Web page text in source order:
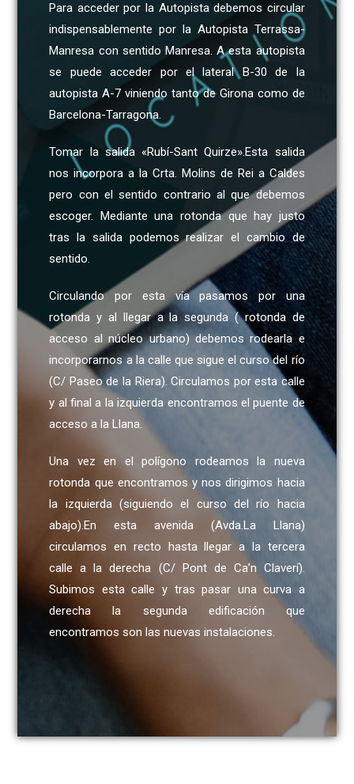
Para acceder por la Autopista debemos circular
indispensablemente por la Autopista Terrassa-
Manresa con sentido Manresa. A esta autopista
se puede acceder por el lateral B-30 de la
autopista A-7 viniendo tanto de Girona como de
Barcelona-Tarragona.
Tomar la salida «Rubí-Sant Quirze».Esta salida
nos incorpora a la Crta. Molins de Rei a Caldes
pero con el sentido contrario al que debemos
escoger. Mediante una rotonda que hay justo
tras la salida podemos realizar el cambio de
sentido.
Circulando por esta vía pasamos por una
rotonda y al llegar a la segunda ( rotonda de
acceso al núcleo urbano) debemos rodearla e
incorporarnos a la calle que sigue el curso del río
(C/ Paseo de la Riera). Circulamos por esta calle
y al final a la izquierda encontramos el puente de
acceso a la Llana.
Una vez en el polígono rodeamos la nueva
rotonda que encontramos y nos dirigimos hacia
la izquierda (siguiendo el curso del río hacia
abajo).En esta avenida (Avda.La Llana)
circulamos en recto hasta llegar a la tercera
calle a la derecha (C/ Pont de Ca’n Claverí).
Subimos esta calle y tras pasar una curva a
derecha la segunda edificación que
encontramos son las nuevas instalaciones.